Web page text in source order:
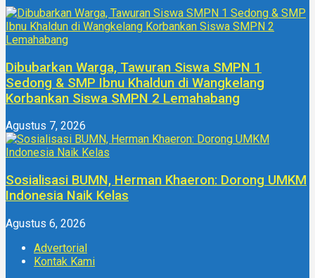
Dibubarkan Warga, Tawuran Siswa SMPN 1
Sedong & SMP Ibnu Khaldun di Wangkelang
Korbankan Siswa SMPN 2 Lemahabang
Agustus 7, 2026
Sosialisasi BUMN, Herman Khaeron: Dorong UMKM
Indonesia Naik Kelas
Agustus 6, 2026
Advertorial
Kontak Kami